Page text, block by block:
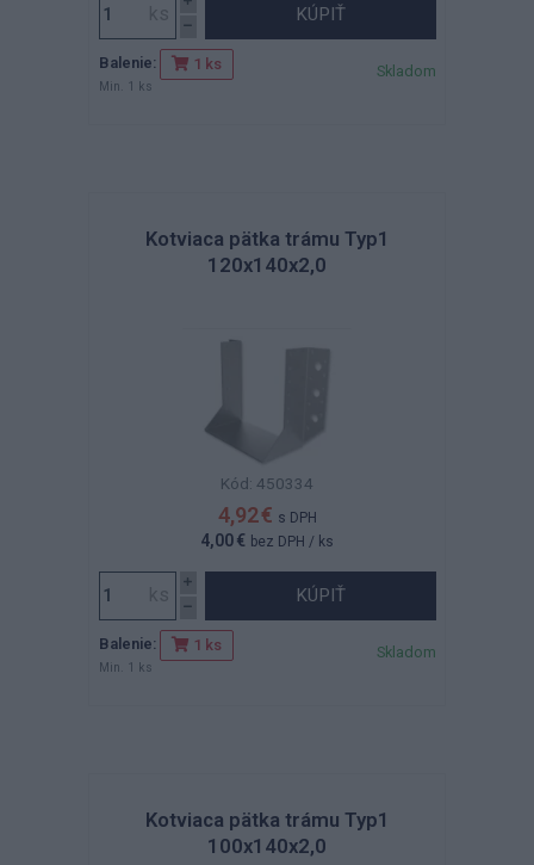
KÚPIŤ
Balenie: 1 ks
Min. 1 ks
Skladom
Kotviaca pätka trámu Typ1
120x140x2,0
Kód: 450334
4,92 € s DPH
4,00 € bez DPH / ks
KÚPIŤ
Balenie: 1 ks
Min. 1 ks
Skladom
Kotviaca pätka trámu Typ1
100x140x2,0